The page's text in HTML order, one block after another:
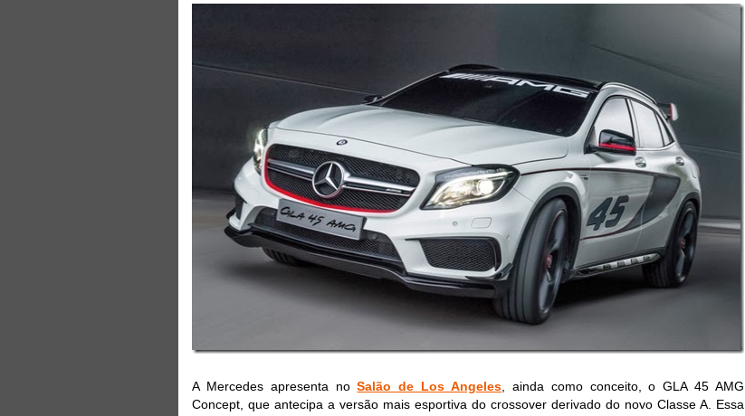
A Mercedes apresenta noSalão de Los Angeles , ainda como conceito, o GLA 45 AMG
Concept, que antecipa a versão mais esportiva do crossover derivado do novo Classe A. Essa